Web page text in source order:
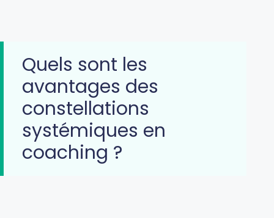
Quels sont les
avantages des
constellations
systémiques en
coaching ?